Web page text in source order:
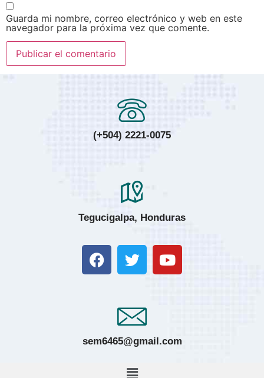
Guarda mi nombre, correo electrónico y web en este
navegador para la próxima vez que comente.
(+504) 2221-0075
Tegucigalpa, Honduras
sem6465@gmail.com